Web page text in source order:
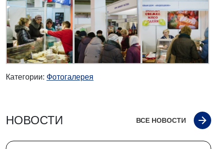
Категории: Фотогалерея
НОВОСТИ ВСЕ НОВОСТИ